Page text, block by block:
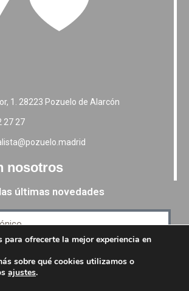
1. 28223 Pozuelo de Alarcón
27 27
nosotros
últimas novedades
Suscríbete
para ofrecerte la mejor experiencia en
sobre qué cookies utilizamos o
ajustes.